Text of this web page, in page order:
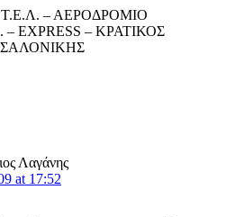
– ΑΕΡΟΔΡΟΜΙΟ
– EXPRESS – ΚΡΑΤΙΚΟΣ
Λαγάνης
at 17:52